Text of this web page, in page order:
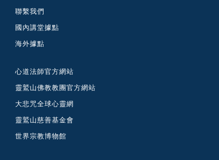
聯繫我們
國內講堂據點
海外據點
心道法師官方網站
靈鷲山佛教教團官方網站
大悲咒全球心靈網
靈鷲山慈善基金會
世界宗教博物館